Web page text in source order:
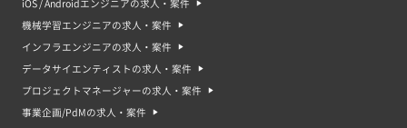
使って学習する 実際にプログラミングをすることでスキルを磨く オンライ
ンでの講座や、現場でのスキルアップ研修に参加する JavaScriptのスキルを
るのは、CompTIAのWeb開発に関する資格である「CompTIA Web+」で
す。また、JavaScriptを使ったWeb開発のスキルを証明するためには、
11 Developer」などの資格があります。
iOS / Androidエンジニアの求人・案件
機械学習エンジニアの求人・案件
インフラエンジニアの求人・案件
データサイエンティストの求人・案件
プロジェクトマネージャーの求人・案件
事業企画/PdMの求人・案件